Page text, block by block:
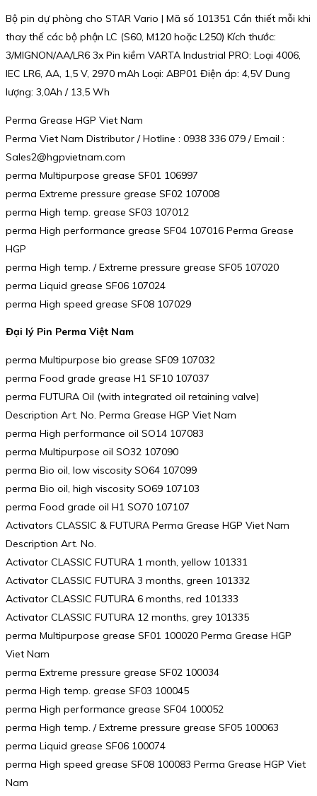
Bộ pin dự phòng cho STAR Vario | Mã số 101351 Cần thiết mỗi khi
thay thế các bộ phận LC (S60, M120 hoặc L250) Kích thước:
3/MIGNON/AA/LR6 3x Pin kiềm VARTA Industrial PRO: Loại 4006,
IEC LR6, AA, 1,5 V, 2970 mAh Loại: ABP01 Điện áp: 4,5V Dung
lượng: 3,0Ah / 13,5 Wh
Perma Grease HGP Viet Nam
Perma Viet Nam Distributor / Hotline : 0938 336 079 / Email :
Sales2@hgpvietnam.com
perma Multipurpose grease SF01 106997
perma Extreme pressure grease SF02 107008
perma High temp. grease SF03 107012
perma High performance grease SF04 107016 Perma Grease
HGP
perma High temp. / Extreme pressure grease SF05 107020
perma Liquid grease SF06 107024
perma High speed grease SF08 107029
Đại lý Pin Perma Việt Nam
perma Multipurpose bio grease SF09 107032
perma Food grade grease H1 SF10 107037
perma FUTURA Oil (with integrated oil retaining valve)
Description Art. No. Perma Grease HGP Viet Nam
perma High performance oil SO14 107083
perma Multipurpose oil SO32 107090
perma Bio oil, low viscosity SO64 107099
perma Bio oil, high viscosity SO69 107103
perma Food grade oil H1 SO70 107107
Activators CLASSIC & FUTURA Perma Grease HGP Viet Nam
Description Art. No.
Activator CLASSIC FUTURA 1 month, yellow 101331
Activator CLASSIC FUTURA 3 months, green 101332
Activator CLASSIC FUTURA 6 months, red 101333
Activator CLASSIC FUTURA 12 months, grey 101335
perma Multipurpose grease SF01 100020 Perma Grease HGP
Viet Nam
perma Extreme pressure grease SF02 100034
perma High temp. grease SF03 100045
perma High performance grease SF04 100052
perma High temp. / Extreme pressure grease SF05 100063
perma Liquid grease SF06 100074
perma High speed grease SF08 100083 Perma Grease HGP Viet
Nam